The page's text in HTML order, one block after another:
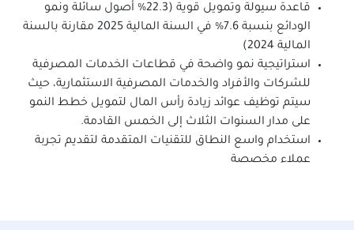
قاعدة سيولة وتمويل قوية (22.3% أصول سائلة ونمو
الودائع بنسبة 7.6% في السنة المالية 2025 مقارنة بالسنة
المالية 2024)
استراتيجية نمو واضحة في قطاعات الخدمات المصرفية
للشركات والأفراد والخدمات المصرفية الاستثمارية، حيث
سيتم توظيف عوائد زيادة رأس المال لتمويل خطط النمو
على مدار السنوات الثلاث إلى الخمس القادمة.
استخدام واسع النطاق للتقنيات المتقدمة لتقديم تجربة
عملاء مخصصة